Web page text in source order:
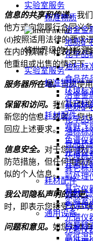
实验室服务
标准物质
冶金金
地质矿
化学品
油标标
食品药
环境标
其它标
耗材配件
赛默飞
色谱仪
光谱仪
元素仪
前处理
其它仪
实验室
通用设备
称量移
高低温
将世界级的分析测
实验室服务
标准物质
冶金金
地质矿
化学品
油标标
食品药
环境标
其它标
耗材配件
赛默飞
色谱仪
光谱仪
元素仪
信息的共享和传递。我
他方式向您履行合同义
(d)按照适用法律的要求
在内的损害。代表我公
他重组或出售的情况下
服务器所在地。当您使
保留和访问。 我们对数
新您的信息。或者，您
回应上述要求。
信息安全。 对于您向我
防范措施，但任何电脑
似的个人信息。
我公司隐私声明的变更。
时，即表示您接受本声
问题和意见。 如您对本